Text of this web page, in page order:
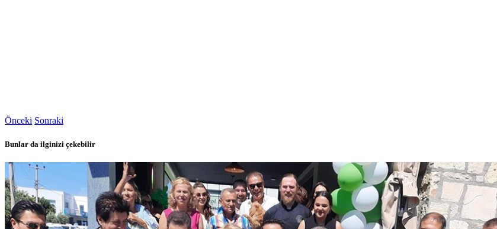
Önceki Sonraki
Bunlar da ilginizi çekebilir